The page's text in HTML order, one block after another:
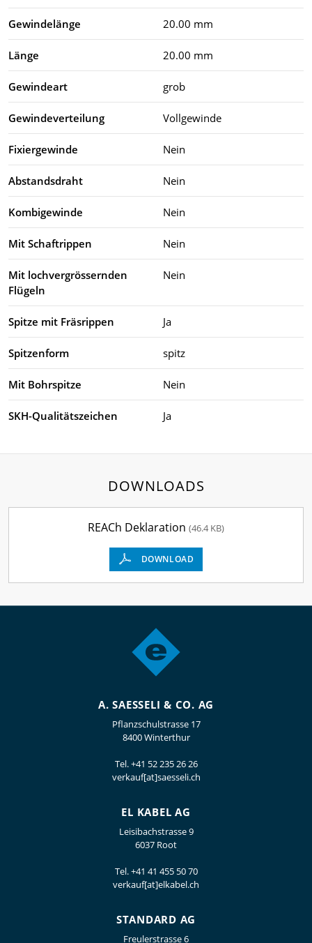
Gewindelänge 20.00 mm
Länge 20.00 mm
Gewindeart grob
Gewindeverteilung Vollgewinde
Fixiergewinde Nein
Abstandsdraht Nein
Kombigewinde Nein
Mit Schaftrippen Nein
Mit lochvergrössernden
Flügeln
Nein
Spitze mit Fräsrippen Ja
Spitzenform spitz
Mit Bohrspitze Nein
SKH-Qualitätszeichen Ja
DOWNLOADS
REACh Deklaration (46.4 KB)
DOWNLOAD
A. SAESSELI & CO. AG
Pflanzschulstrasse 17
8400 Winterthur
Tel.+41 52 235 26 26
verkauf[at]saesseli.ch
EL KABEL AG
Leisibachstrasse 9
6037 Root
Tel.+41 41 455 50 70
verkauf[at]elkabel.ch
STANDARD AG
Freulerstrasse 6